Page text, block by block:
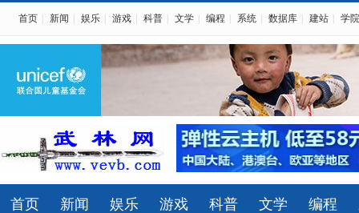
首页 新闻 娱乐 游戏 科普 文学 编程 系统 数据库 建站 学院
首页 新闻 娱乐 游戏 科普 文学 编程